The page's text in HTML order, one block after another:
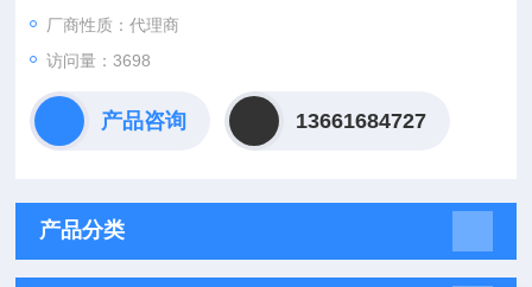
厂商性质：代理商
访问量：3698
产品咨询 13661684727
产品分类